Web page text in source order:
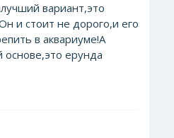
вариант,это
и стоит не дорого,и его
в аквариуме!А
основе,это ерунда